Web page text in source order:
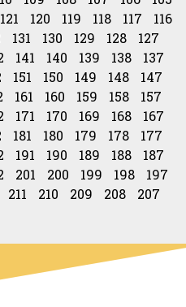
116
117
118
119
120
121
127
128
129
130
131
137
138
139
140
141
147
148
149
150
151
157
158
159
160
161
167
168
169
170
171
177
178
179
180
181
187
188
189
190
191
197
198
199
200
201
207
208
209
210
211